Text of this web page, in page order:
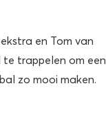
en Tom van
te trappelen om een
zo mooi maken.